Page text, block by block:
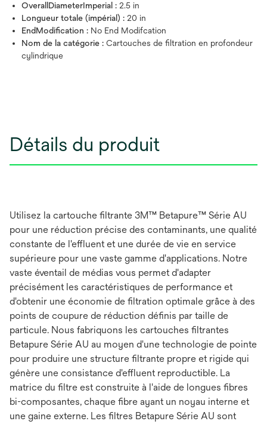
OverallDiameterImperial : 2.5 in
Longueur totale (impérial) : 20 in
EndModification : No End Modifcation
Nom de la catégorie : Cartouches de filtration en profondeur
cylindrique
Détails du produit
Utilisez la cartouche filtrante 3M™ Betapure™ Série AU
pour une réduction précise des contaminants, une qualité
constante de l'effluent et une durée de vie en service
supérieure pour une vaste gamme d'applications. Notre
vaste éventail de médias vous permet d'adapter
précisément les caractéristiques de performance et
d'obtenir une économie de filtration optimale grâce à des
points de coupure de réduction définis par taille de
particule. Nous fabriquons les cartouches filtrantes
Betapure Série AU au moyen d'une technologie de pointe
pour produire une structure filtrante propre et rigide qui
génère une consistance d'effluent reproductible. La
matrice du filtre est construite à l'aide de longues fibres
bi-composantes, chaque fibre ayant un noyau interne et
une gaine externe. Les filtres Betapure Série AU sont